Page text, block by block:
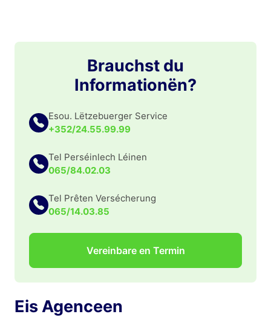
Brauchst du
Informationën?
Esou. Lëtzebuerger Service
+352/24.55.99.99
Tel Perséinlech Léinen
065/84.02.03
Tel Prêten Versécherung
065/14.03.85
Vereinbare en Termin
Eis Agenceen